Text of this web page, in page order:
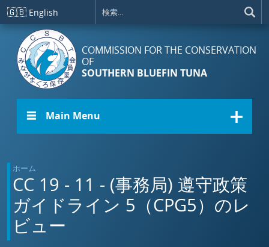
メインコンテンツに移動
🇬🇧 English
COMMISSION FOR THE CONSERVATION
OF
SOUTHERN BLUEFIN TUNA
☰ Main Menu
ホーム
CC 19 - 11 - (事務局) 遵守政策
ガイドライン 5（CPG5）のレ
ビュー